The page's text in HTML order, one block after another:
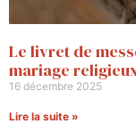
Le livret de
mariage
16 décembre 2025
Lire la suite »